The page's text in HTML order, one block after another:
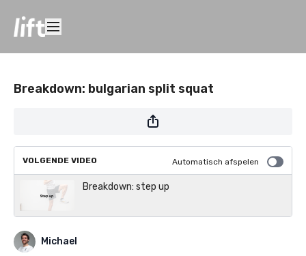
Breakdown: bulgarian split squat
VOLGENDE VIDEO Automatisch afspelen
Breakdown: step up
Michael